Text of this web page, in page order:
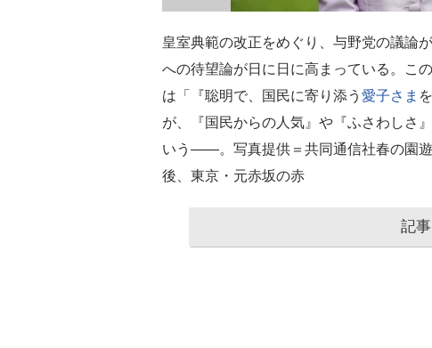
皇室典範の改正をめぐり、与野党の議論
への待望論が日に日に高まっている。こ
は「『聡明で、国民に寄り添う 愛子さま
が、『国民からの人気』や『ふさわしさ
いう――。写真提供＝共同通信社春の園
後、東京・元赤坂の赤
記